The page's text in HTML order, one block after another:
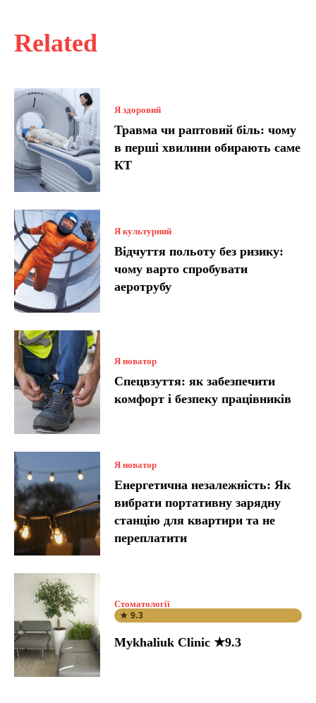
Related
Я здоровий
Травма чи раптовий біль: чому
в перші хвилини обирають саме
КТ
Я культурний
Відчуття польоту без ризику:
чому варто спробувати
аеротрубу
Я новатор
Спецвзуття: як забезпечити
комфорт і безпеку працівників
Я новатор
Енергетична незалежність: Як
вибрати портативну зарядну
станцію для квартири та не
переплатити
Стоматології
★ 9.3
Mykhaliuk Clinic ★9.3